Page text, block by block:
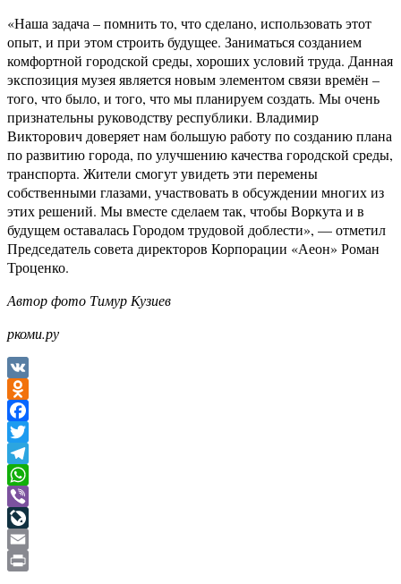
«Наша задача – помнить то, что сделано, использовать этот
опыт, и при этом строить будущее. Заниматься созданием
комфортной городской среды, хороших условий труда. Данная
экспозиция музея является новым элементом связи времён –
того, что было, и того, что мы планируем создать. Мы очень
признательны руководству республики. Владимир
Викторович доверяет нам большую работу по созданию плана
по развитию города, по улучшению качества городской среды,
транспорта. Жители смогут увидеть эти перемены
собственными глазами, участвовать в обсуждении многих из
этих решений. Мы вместе сделаем так, чтобы Воркута и в
будущем оставалась Городом трудовой доблести», — отметил
Председатель совета директоров Корпорации «Аеон» Роман
Троценко.
Автор фото Тимур Кузиев
ркоми.ру
VK
Odnoklassniki
Facebook
Twitter
Telegram
WhatsApp
Viber
LiveJournal
Email